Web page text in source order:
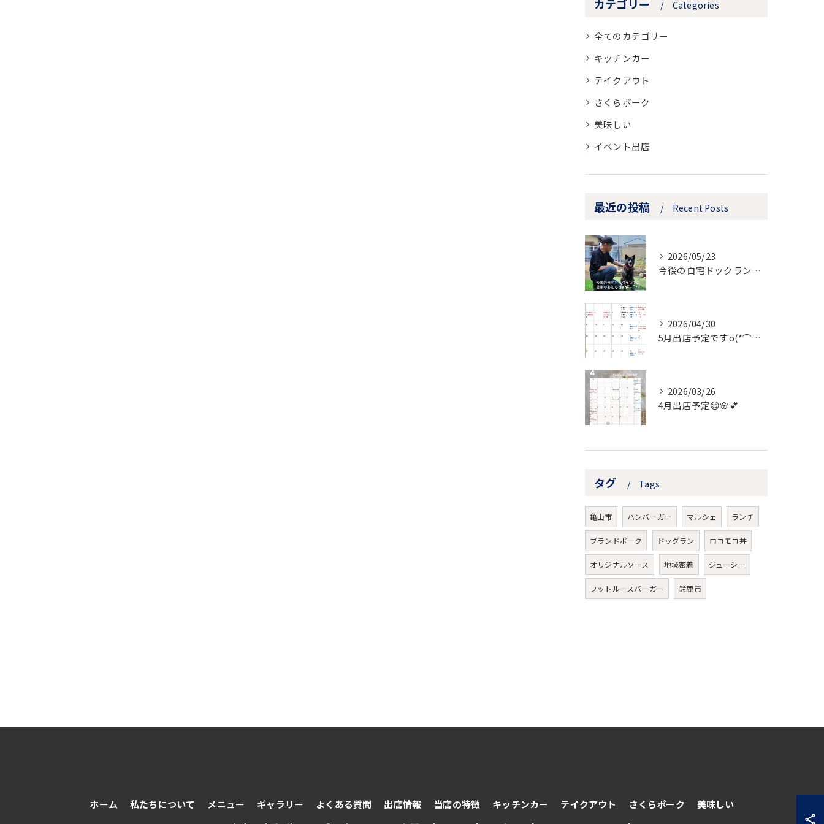
カテゴリー Categories
全てのカテゴリー
キッチンカー
テイクアウト
さくらポーク
美味しい
イベント出店
最近の投稿 Recent Posts
2026/05/23
今後の自宅ドックランでの営業のお知らせ
2026/04/30
5月出店予定ですo(*⌒―⌒*)o
2026/03/26
4月出店予定😌🌸💕
タグ Tags
亀山市 ハンバーガー マルシェ ランチ
ブランドポーク ドッグラン ロコモコ丼
オリジナルソース 地域密着 ジューシー
フットルースバーガー 鈴鹿市
ホーム 私たちについて メニュー ギャラリー よくある質問 出店情報 当店の特徴 キッチンカー テイクアウト さくらポーク
美味しい